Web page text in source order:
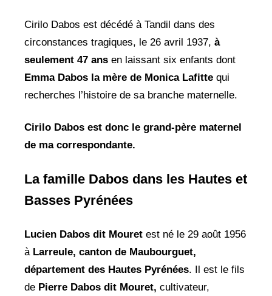
Cirilo Dabos est décédé à Tandil dans des
circonstances tragiques, le 26 avril 1937, à
seulement 47 ans en laissant six enfants dont
Emma Dabos la mère de Monica Lafitte qui
recherches l’histoire de sa branche maternelle.
Cirilo Dabos est donc le grand-père maternel
de ma correspondante.
La famille Dabos dans les Hautes et
Basses Pyrénées
Lucien Dabos dit Mouret est né le 29 août 1956
à Larreule, canton de Maubourguet,
département des Hautes Pyrénées. Il est le fils
de Pierre Dabos dit Mouret, cultivateur,